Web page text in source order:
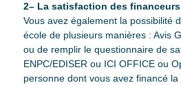
2– La satisfaction des
Vous avez également la possibilité
école de plusieurs manières : Avis
ou de remplir le questionnaire de
ENPC/EDISER ou ICI OFFICE ou
personne dont vous avez financé la